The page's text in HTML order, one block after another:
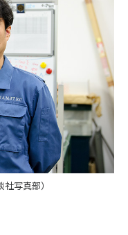
写真部）